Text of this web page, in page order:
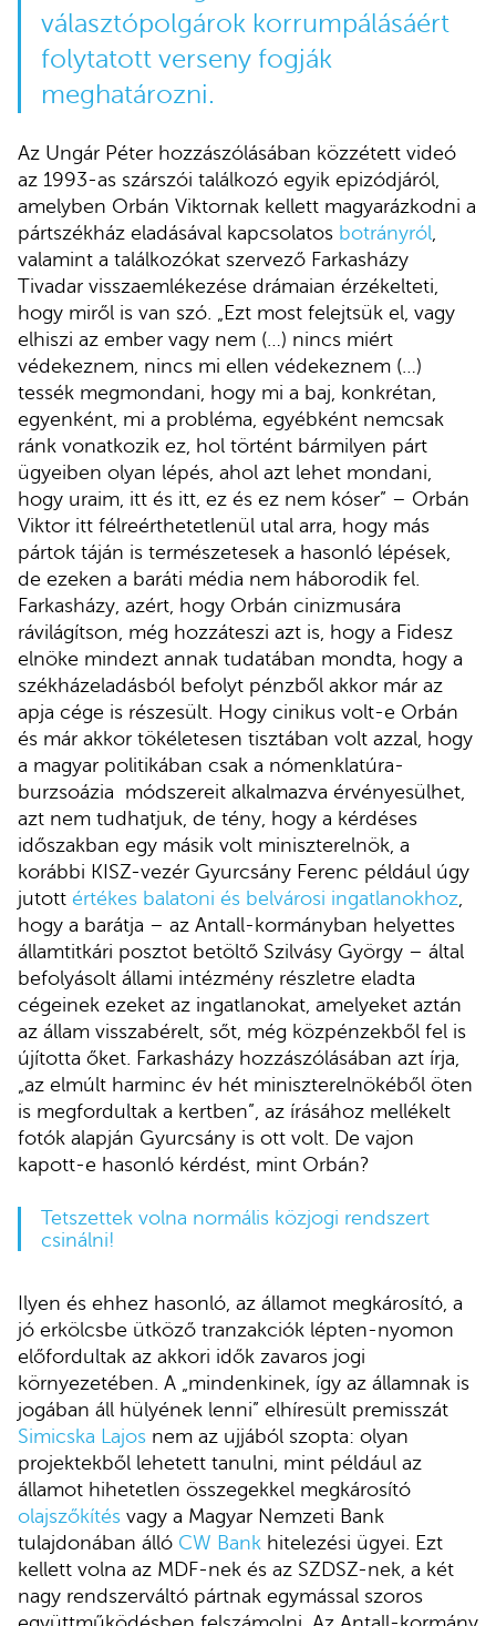
választópolgárok korrumpálásáért
folytatott verseny fogják
meghatározni.
Az Ungár Péter hozzászólásában közzétett videó
az 1993-as szárszói találkozó egyik epizódjáról,
amelyben Orbán Viktornak kellett magyarázkodni a
pártszékház eladásával kapcsolatos botrányról,
valamint a találkozókat szervező Farkasházy
Tivadar visszaemlékezése drámaian érzékelteti,
hogy miről is van szó. „Ezt most felejtsük el, vagy
elhiszi az ember vagy nem (…) nincs miért
védekeznem, nincs mi ellen védekeznem (…)
tessék megmondani, hogy mi a baj, konkrétan,
egyenként, mi a probléma, egyébként nemcsak
ránk vonatkozik ez, hol történt bármilyen párt
ügyeiben olyan lépés, ahol azt lehet mondani,
hogy uraim, itt és itt, ez és ez nem kóser” – Orbán
Viktor itt félreérthetetlenül utal arra, hogy más
pártok táján is természetesek a hasonló lépések,
de ezeken a baráti média nem háborodik fel.
Farkasházy, azért, hogy Orbán cinizmusára
rávilágítson, még hozzáteszi azt is, hogy a Fidesz
elnöke mindezt annak tudatában mondta, hogy a
székházeladásból befolyt pénzből akkor már az
apja cége is részesült. Hogy cinikus volt-e Orbán
és már akkor tökéletesen tisztában volt azzal, hogy
a magyar politikában csak a nómenklatúra-
burzsoázia módszereit alkalmazva érvényesülhet,
azt nem tudhatjuk, de tény, hogy a kérdéses
időszakban egy másik volt miniszterelnök, a
korábbi KISZ-vezér Gyurcsány Ferenc például úgy
jutott értékes balatoni és belvárosi ingatlanokhoz,
hogy a barátja – az Antall-kormányban helyettes
államtitkári posztot betöltő Szilvásy György – által
befolyásolt állami intézmény részletre eladta
cégeinek ezeket az ingatlanokat, amelyeket aztán
az állam visszabérelt, sőt, még közpénzekből fel is
újította őket. Farkasházy hozzászólásában azt írja,
„az elmúlt harminc év hét miniszterelnökéből öten
is megfordultak a kertben”, az írásához mellékelt
fotók alapján Gyurcsány is ott volt. De vajon
kapott-e hasonló kérdést, mint Orbán?
Tetszettek volna normális közjogi rendszert
csinálni!
Ilyen és ehhez hasonló, az államot megkárosító, a
jó erkölcsbe ütköző tranzakciók lépten-nyomon
előfordultak az akkori idők zavaros jogi
környezetében. A „mindenkinek, így az államnak is
jogában áll hülyének lenni” elhíresült premisszát
Simicska Lajos nem az ujjából szopta: olyan
projektekből lehetett tanulni, mint például az
államot hihetetlen összegekkel megkárosító
olajszőkítés vagy a Magyar Nemzeti Bank
tulajdonában álló CW Bank hitelezési ügyei. Ezt
kellett volna az MDF-nek és az SZDSZ-nek, a két
nagy rendszerváltó pártnak egymással szoros